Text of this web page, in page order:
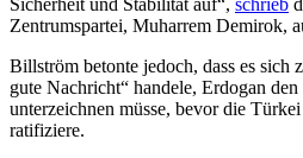
Sicherheit und Stabilität auf“, schrieb
Zentrumspartei, Muharrem Demirok,
Billström betonte jedoch, dass es sich
gute Nachricht“ handele, Erdogan
unterzeichnen müsse, bevor die
ratifiziere.